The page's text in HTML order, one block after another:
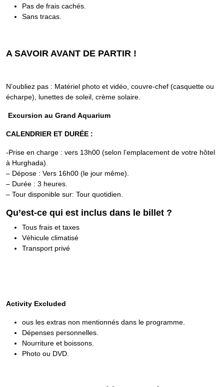
Pas de frais cachés.
Sans tracas.
A SAVOIR AVANT DE PARTIR !
N’oubliez pas : Matériel photo et vidéo, couvre-chef (casquette ou
écharpe), lunettes de soleil, crème solaire.
Excursion au Grand Aquarium
CALENDRIER ET DURÉE :
-Prise en charge : vers 13h00 (selon l’emplacement de votre hôtel
à Hurghada)
– Dépose : Vers 16h00 (le jour même).
– Durée : 3 heures.
– Tour disponible sur: Tour quotidien.
Qu’est-ce qui est inclus dans le billet ?
Tous frais et taxes
Véhicule climatisé
Transport privé
Activity Excluded
ous les extras non mentionnés dans le programme.
Dépenses personnelles.
Nourriture et boissons.
Photo ou DVD.